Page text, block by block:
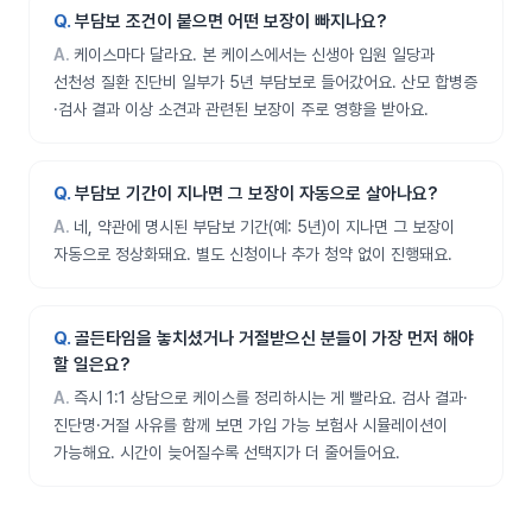
부담보 조건이 붙으면 어떤 보장이 빠지나요?
케이스마다 달라요. 본 케이스에서는 신생아 입원 일당과
선천성 질환 진단비 일부가 5년 부담보로 들어갔어요. 산모 합병증
·검사 결과 이상 소견과 관련된 보장이 주로 영향을 받아요.
부담보 기간이 지나면 그 보장이 자동으로 살아나요?
네, 약관에 명시된 부담보 기간(예: 5년)이 지나면 그 보장이
자동으로 정상화돼요. 별도 신청이나 추가 청약 없이 진행돼요.
골든타임을 놓치셨거나 거절받으신 분들이 가장 먼저 해야
할 일은요?
즉시 1:1 상담으로 케이스를 정리하시는 게 빨라요. 검사 결과·
진단명·거절 사유를 함께 보면 가입 가능 보험사 시뮬레이션이
가능해요. 시간이 늦어질수록 선택지가 더 줄어들어요.